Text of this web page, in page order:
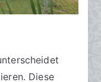
Diese